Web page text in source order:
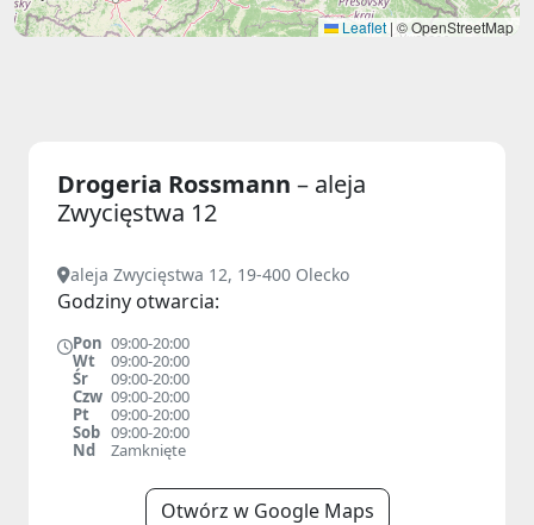
Leaflet | © OpenStreetMap
Drogeria Rossmann – aleja
Zwycięstwa 12
aleja Zwycięstwa 12, 19-400 Olecko
Godziny otwarcia:
Pon 09:00-20:00
Wt
09:00-20:00
Śr
09:00-20:00
Czw 09:00-20:00
Pt
09:00-20:00
Sob 09:00-20:00
Nd
Zamknięte
Otwórz w Google Maps